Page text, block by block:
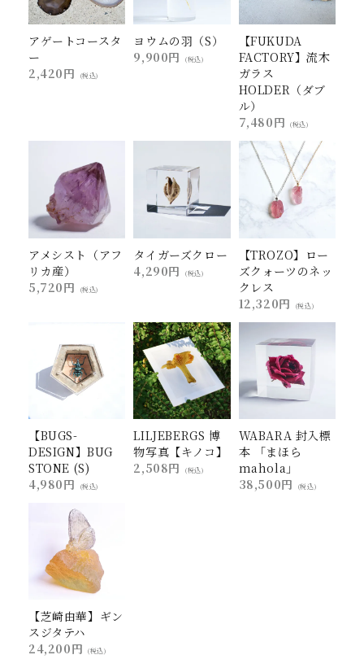
アゲートコースタ
ー
2,420円
(税込)
ヨウムの羽（S）
9,900円
(税込)
【FUKUDA
FACTORY】流木
ガラス
HOLDER（ダブ
ル）
7,480円
(税込)
アメシスト（アフ
リカ産）
5,720円
(税込)
タイガーズクロー
4,290円
(税込)
【TROZO】ロー
ズクォーツのネッ
クレス
12,320円
(税込)
【BUGS-
DESIGN】BUG
STONE (S)
4,980円
(税込)
LILJEBERGS 博
物写真【キノコ】
2,508円
(税込)
WABARA 封入標
本 「まほら
mahola」
38,500円
(税込)
【芝崎由華】ギン
スジタテハ
24,200円
(税込)